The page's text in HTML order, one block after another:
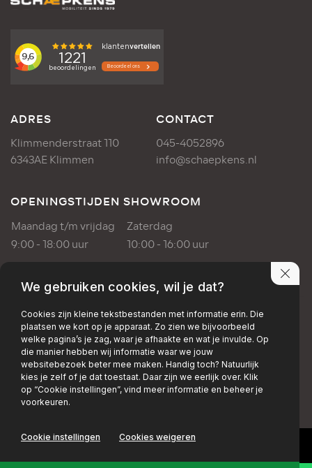
ADRES
Klimmenderstraat 110
6343AE Klimmen
CONTACT
045-4052896
info@schaepkens.nl
OPENINGSTIJDEN SHOWROOM
Maandag t/m vrijdag
Zaterdag
9:00 - 18:00 uur
10:00 - 16:00 uur
OPENINGSTIJDEN WERKPLAATS
Maandag t/m vrijdag
8:00 - 17:00 uur
PRIVACY POLICYDISCLAIMER
+EMAIL+FACEBOOK
We gebruiken cookies, wil je dat?
Cookies zijn kleine tekstbestanden met informatie erin. Die
plaatsen we kort op je apparaat. Zo zien we bijvoorbeeld
welke pagina’s je zag, waar je afhaakte en wat je invulde. Op
die manier hebben wij informatie waar we jouw
websitebezoek beter mee maken. Handig toch? Natuurlijk
kies je zelf of je dat toestaat. Daar zijn we eerlijk over. Klik
op “Cookie instellingen”, vind meer informatie en beheer je
voorkeuren.
Cookie instellingen Cookies weigeren